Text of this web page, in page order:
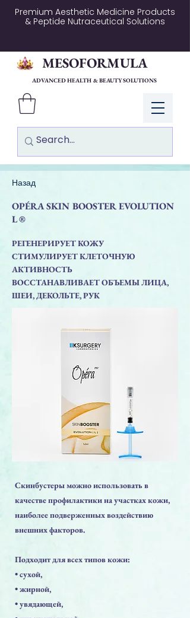
Premium Aesthetic Medicine Products
& Peptide Nutraceutical Solutions
Log In
MESOFORMULA
ADVANCED HEALTH & BEAUTY SOLUTIONS
Назад
OPÉRA SKIN BOOSTER EVOLUTION
L ®
РЕГЕНЕРИРУЕТ КОЖУ
СТИМУЛИРУЕТ КЛЕТОЧНУЮ
АКТИВНОСТЬ
ВОССТАНАВЛИВАЕТ ОБЪЕМЫ ЛИЦА,
ШЕИ, ДЕКОЛЬТЕ, РУК
Скинбустеры можно использовать в
качестве профилактики на участках кожи,
наиболее подверженных воздействию
внешних факторов.
Подходит для всех типов кожи:
• сухой,
• жирной,
• увядающей,